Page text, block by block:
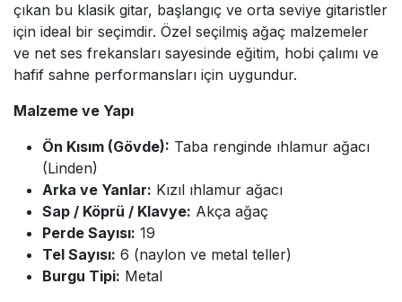
çıkan bu klasik gitar, başlangıç ve orta seviye gitaristler
için ideal bir seçimdir. Özel seçilmiş ağaç malzemeler
ve net ses frekansları sayesinde eğitim, hobi çalımı ve
hafif sahne performansları için uygundur.
Malzeme ve Yapı
Ön Kısım (Gövde): Taba renginde ıhlamur ağacı
(Linden)
Arka ve Yanlar: Kızıl ıhlamur ağacı
Sap / Köprü / Klavye: Akça ağaç
Perde Sayısı: 19
Tel Sayısı: 6 (naylon ve metal teller)
Burgu Tipi: Metal